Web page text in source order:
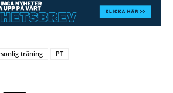
träning PT